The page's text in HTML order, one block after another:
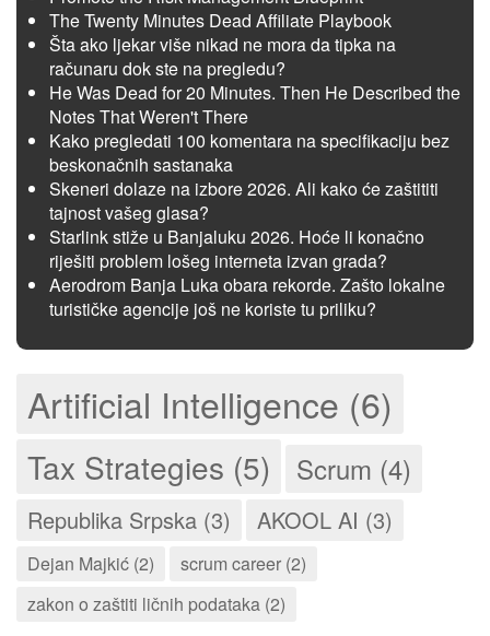
The Twenty Minutes Dead Affiliate Playbook
Šta ako ljekar više nikad ne mora da tipka na
računaru dok ste na pregledu?
He Was Dead for 20 Minutes. Then He Described the
Notes That Weren't There
Kako pregledati 100 komentara na specifikaciju bez
beskonačnih sastanaka
Skeneri dolaze na izbore 2026. Ali kako će zaštititi
tajnost vašeg glasa?
Starlink stiže u Banjaluku 2026. Hoće li konačno
riješiti problem lošeg interneta izvan grada?
Aerodrom Banja Luka obara rekorde. Zašto lokalne
turističke agencije još ne koriste tu priliku?
Artificial Intelligence (6)
Tax Strategies (5) Scrum (4)
Republika Srpska (3) AKOOL AI (3)
Dejan Majkić (2)
scrum career (2)
zakon o zaštiti ličnih podataka (2)